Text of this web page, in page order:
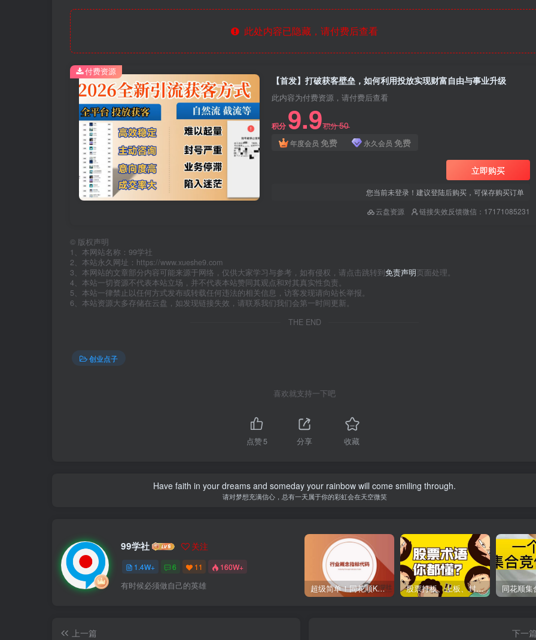
此处内容已隐藏，请付费后查看
【首发】打破获客壁垒，如何利用投放实现财富自由与事业升级
此内容为付费资源，请付费后查看
积分 9.9积分50
年度会员 免费 永久会员 免费
立即购买
您当前未登录！建议登陆后购买，可保存购买订单
云盘资源
链接失效反馈微信：17171085231
付费资源
© 版权声明
1、本网站名称：99学社
2、本站永久网址：https://www.xueshe9.com
3、本网站的文章部分内容可能来源于网络，仅供大家学习与参考，如有侵权，请点击跳转到免责声明页面处理。
4、本站一切资源不代表本站立场，并不代表本站赞同其观点和对其真实性负责。
5、本站一律禁止以任何方式发布或转载任何违法的相关信息，访客发现请向站长举报。
6、本站资源大多存储在云盘，如发现链接失效，请联系我们我们会第一时间更新。
THE END
创业点子
喜欢就支持一下吧
点赞5 分享 收藏
Have faith in your dreams and someday your rainbow will come smiling through.
请对梦想充满信心，总有一天属于你的彩虹会在天空微笑
99学社 关注
1.4W+ 6 11 160W+
有时候必须做自己的英雄 超级简单！同花顺K线界面显示行业概念指标代码图解 股票打板、上板、封板、翘板、炸板是什么意思？炒股你必须懂的暗语！
上一篇 下一篇